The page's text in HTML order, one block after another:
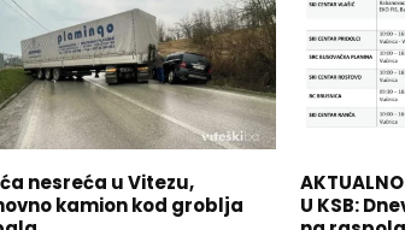
nesreća u Vitezu,
kamion kod groblja
U KSB: